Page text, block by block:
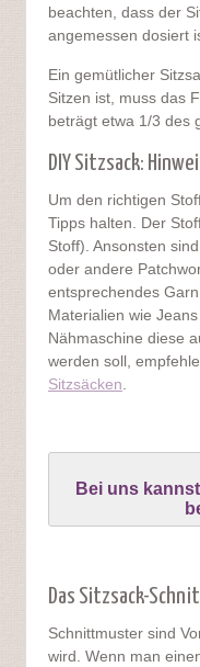
beachten, dass der
angemessen dosiert
Ein gemütlicher
Sitzen ist, muss das
beträgt etwa 1/3 des
DIY Sitzsack:
Um den richtigen
Tipps halten. Der
Stoff). Ansonsten
oder andere
entsprechendes
Materialien wie
Nähmaschine diese
werden soll,
Sitzsäcken.
Bei uns
Das Sitzsack-
Schnittmuster sind
wird. Wenn man